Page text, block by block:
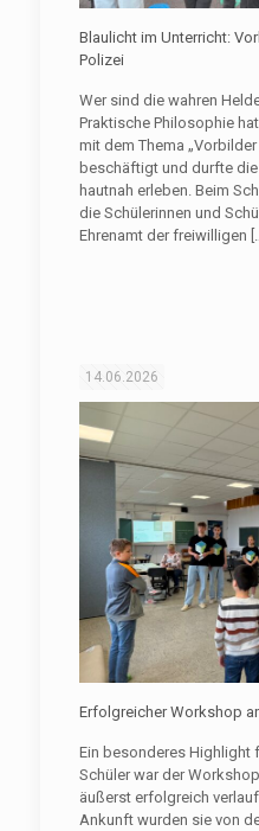
Blaulicht im Unterricht:
Polizei
Wer sind die wahren
Praktische Philosophie
mit dem Thema
beschäftigt und durfte
hautnah erleben. Beim
die Schülerinnen und
Ehrenamt der freiwilligen
14.06.2026
Erfolgreicher Workshop
Ein besonderes Highlight
Schüler war der
äußerst erfolgreich
Ankunft wurden sie von